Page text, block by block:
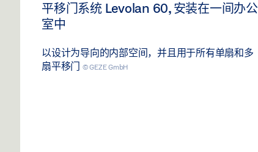
平移门系统 Levolan 60, 安装在一间办公
室中
以设计为导向的内部空间，并且用于所有单扇和多
扇平移门 © GEZE GmbH